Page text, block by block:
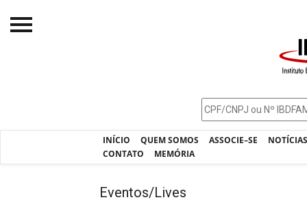
INÍCIO QUEM SOMOS ASSOCIE–SE
CONTATO
MEMÓRIA
Eventos/Lives